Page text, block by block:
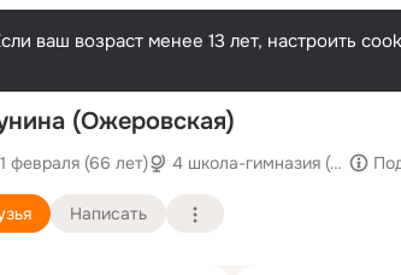
ваш возраст менее 13 лет, настроить
(Ожеровская)
февраля (66 лет) 4 школа-гимназия (им. В.И.
Написать